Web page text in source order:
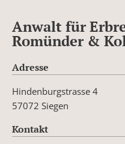
Anwalt für
Romünder &
Adresse
Hindenburgstrasse 4
57072 Siegen
Kontakt